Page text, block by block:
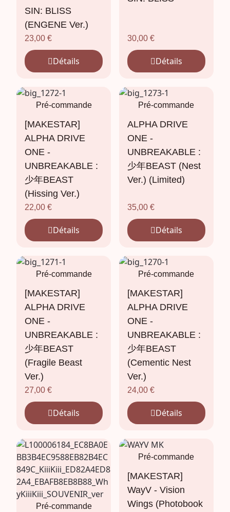
SIN: BLISS
(ENGENE Ver.)
23,00€
Détails
30,00 €
Détails
Pré-commande
[MAKESTAR]
ALPHA DRIVE
ONE -
UNBREAKABLE :
少年BEAST
(Hissing Ver.)
22,00€
Détails
Pré-commande
ALPHA DRIVE
ONE -
UNBREAKABLE :
少年BEAST (Nest
Ver.) (Limited)
35,00 €
Détails
Pré-commande
[MAKESTAR]
ALPHA DRIVE
ONE -
UNBREAKABLE :
少年BEAST
(Fragile Beast
Ver.)
27,00€
Détails
Pré-commande
[MAKESTAR]
ALPHA DRIVE
ONE -
UNBREAKABLE :
少年BEAST
(Cementic Nest
Ver.)
24,00 €
Détails
Pré-commande
Pré-commande
[MAKESTAR]
WayV - Vision
Wings (Photobook